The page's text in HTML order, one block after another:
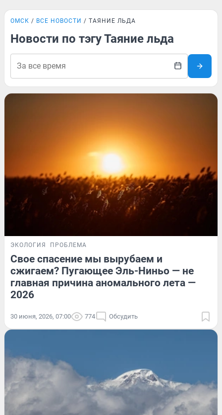
ОМСК ВСЕ НОВОСТИ ТАЯНИЕ ЛЬДА
Новости по тэгу Таяние льда
ЭКОЛОГИЯ ПРОБЛЕМА
Свое спасение мы вырубаем и
сжигаем? Пугающее Эль-Ниньо — не
главная причина аномального лета —
2026
30 июня, 2026, 07:00 774 Обсудить